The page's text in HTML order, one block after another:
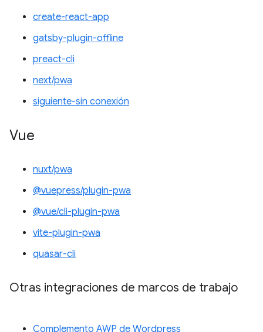
create-react-app
gatsby-plugin-offline
preact-cli
next/pwa
siguiente-sin conexión
Vue
nuxt/pwa
@vuepress/plugin-pwa
@vue/cli-plugin-pwa
vite-plugin-pwa
quasar-cli
Otras integraciones de marcos de trabajo
Complemento AWP de Wordpress